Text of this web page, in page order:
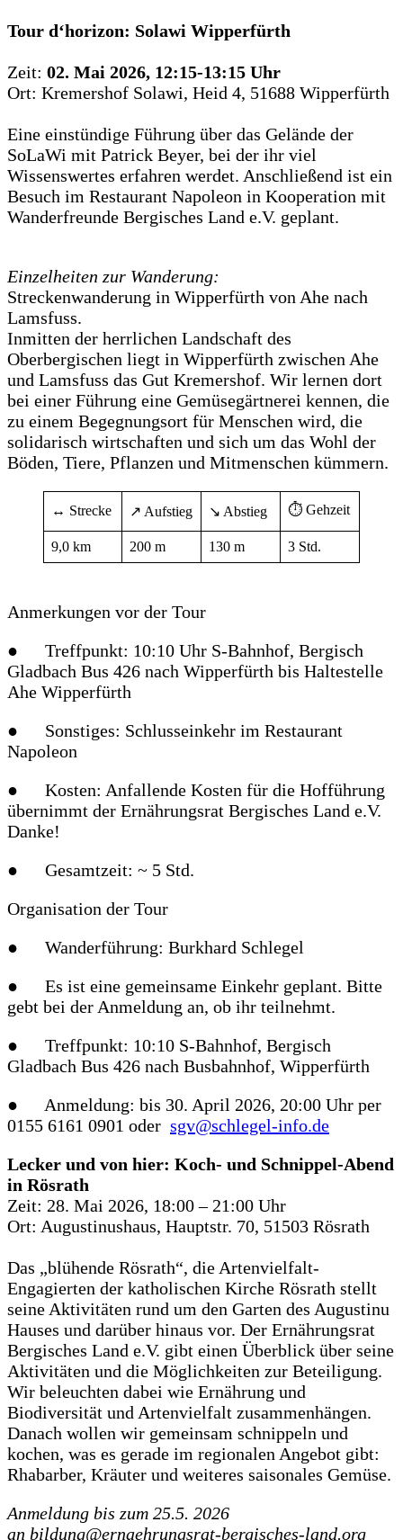
Tour d‘horizon: Solawi Wipperfürth
Zeit: 02. Mai 2026, 12:15-13:15 Uhr
Ort: Kremershof Solawi, Heid 4, 51688 Wipperfürth
Eine einstündige Führung über das Gelände der
SoLaWi mit Patrick Beyer, bei der ihr viel
Wissenswertes erfahren werdet. Anschließend ist ein
Besuch im Restaurant Napoleon in Kooperation mit
Wanderfreunde Bergisches Land e.V. geplant.
Einzelheiten zur Wanderung:
Streckenwanderung in Wipperfürth von Ahe nach
Lamsfuss.
Inmitten der herrlichen Landschaft des
Oberbergischen liegt in Wipperfürth zwischen Ahe
und Lamsfuss das Gut Kremershof. Wir lernen dort
bei einer Führung eine Gemüsegärtnerei kennen, die
zu einem Begegnungsort für Menschen wird, die
solidarisch wirtschaften und sich um das Wohl der
Böden, Tiere, Pflanzen und Mitmenschen kümmern.
↔︎ Strecke ↗︎ Aufstieg ↘︎ Abstieg ⏱ Gehzeit
9,0 km 200 m 130 m 3 Std.
Anmerkungen vor der Tour
● Treffpunkt: 10:10 Uhr S-Bahnhof, Bergisch
Gladbach Bus 426 nach Wipperfürth bis Haltestelle
Ahe Wipperfürth
● Sonstiges: Schlusseinkehr im Restaurant
Napoleon
● Kosten: Anfallende Kosten für die Hofführung
übernimmt der Ernährungsrat Bergisches Land e.V.
Danke!
● Gesamtzeit: ~ 5 Std.
Organisation der Tour
● Wanderführung: Burkhard Schlegel
● Es ist eine gemeinsame Einkehr geplant. Bitte
gebt bei der Anmeldung an, ob ihr teilnehmt.
● Treffpunkt: 10:10 S-Bahnhof, Bergisch
Gladbach Bus 426 nach Busbahnhof, Wipperfürth
● Anmeldung: bis 30. April 2026, 20:00 Uhr per
0155 6161 0901 oder sgv@schlegel-info.de
Lecker und von hier: Koch- und Schnippel-Abend
in Rösrath
Zeit: 28. Mai 2026, 18:00 – 21:00 Uhr
Ort: Augustinushaus, Hauptstr. 70, 51503 Rösrath
Das „blühende Rösrath“, die Artenvielfalt-
Engagierten der katholischen Kirche Rösrath stellt
seine Aktivitäten rund um den Garten des Augustinu
Hauses und darüber hinaus vor. Der Ernährungsrat
Bergisches Land e.V. gibt einen Überblick über seine
Aktivitäten und die Möglichkeiten zur Beteiligung.
Wir beleuchten dabei wie Ernährung und
Biodiversität und Artenvielfalt zusammenhängen.
Danach wollen wir gemeinsam schnippeln und
kochen, was es gerade im regionalen Angebot gibt:
Rhabarber, Kräuter und weiteres saisonales Gemüse.
Anmeldung bis zum 25.5. 2026
an bildung@ernaehrungsrat-bergisches-land.org